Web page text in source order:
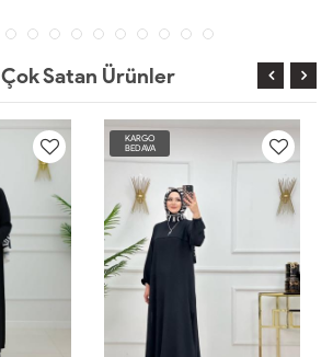
Çok Satan Ürünler
KARGO
BEDAVA